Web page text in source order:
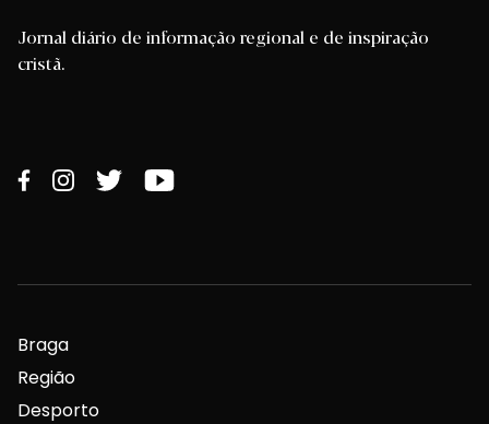
Jornal diário de informação regional e de inspiração
cristã.
Braga
Região
Desporto